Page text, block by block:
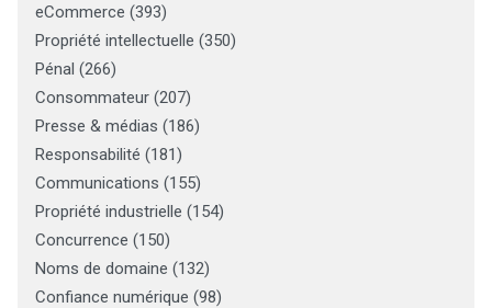
Presse & médias (186)
eCommerce (393)
Consommateur (207)
Responsabilité (181)
Propriété intellectuelle (350)
Propriété industrielle (154)
Pénal (266)
Concurrence (150)
Noms de domaine (132)
Communications (155)
Confiance numérique (98)